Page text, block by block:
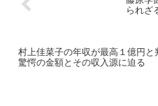
られざ
村上佳菜子の年収が最高１億円と
驚愕の金額とその収入源に迫る